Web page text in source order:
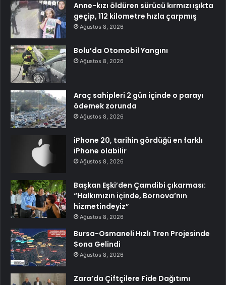
Anne-kızı öldüren sürücü kırmızı ışıkta
geçip, 112 kilometre hızla çarpmış
Ağustos 8, 2026
Bolu’da Otomobil Yangını
Ağustos 8, 2026
Araç sahipleri 2 gün içinde o parayı
ödemek zorunda
Ağustos 8, 2026
iPhone 20, tarihin gördüğü en farklı
iPhone olabilir
Ağustos 8, 2026
Başkan Eşki’den Çamdibi çıkarması:
“Halkımızın içinde, Bornova’nın
hizmetindeyiz”
Ağustos 8, 2026
Bursa-Osmaneli Hızlı Tren Projesinde
Sona Gelindi
Ağustos 8, 2026
Zara’da Çiftçilere Fide Dağıtımı